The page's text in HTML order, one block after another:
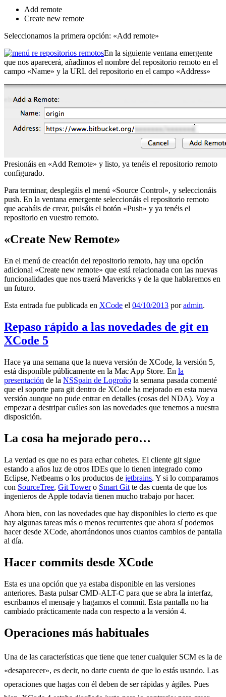
Add remote
Create new remote
Seleccionamos la primera opción: «Add remote»
En la siguiente ventana emergente
que nos aparecerá, añadimos el nombre del repositorio remoto en el
campo «Name» y la URL del repositorio en el campo «Address»
Presionáis en «Add Remote» y listo, ya tenéis el repositorio remoto
configurado.
Para terminar, desplegáis el menú «Source Control», y seleccionáis
push. En la ventana emergente seleccionáis el repositorio remoto
que acabáis de crear, pulsáis el botón «Push» y ya tenéis el
repositorio en vuestro remoto.
«Create New Remote»
En el menú de creación del repositorio remoto, hay una opción
adicional «Create new remote» que está relacionada con las nuevas
funcionalidades que nos traerá Mavericks y de la que hablaremos en
un futuro.
Esta entrada fue publicada en XCode el 04/10/2013 poradmin.
Repaso rápido a las novedades de git en
XCode 5
Hace ya una semana que la nueva versión de XCode, la versión 5,
está disponible públicamente en la Mac App Store. En la
presentación de la NSSpain de Logroño la semana pasada comenté
que el soporte para git dentro de XCode ha mejorado en esta nueva
versión aunque no pude entrar en detalles (cosas del NDA). Voy a
empezar a destripar cuáles son las novedades que tenemos a nuestra
disposición.
La cosa ha mejorado pero…
La verdad es que no es para echar cohetes. El cliente git sigue
estando a años luz de otros IDEs que lo tienen integrado como
Eclipse, Netbeams o los productos de jetbrains. Y si lo comparamos
con SourceTree, Git Towero Smart Git te das cuenta de que los
ingenieros de Apple todavía tienen mucho trabajo por hacer.
Ahora bien, con las novedades que hay disponibles lo cierto es que
hay algunas tareas más o menos recurrentes que ahora sí podemos
hacer desde XCode, ahorrándonos unos cuantos cambios de pantalla
al día.
Hacer commits desde XCode
Esta es una opción que ya estaba disponible en las versiones
anteriores. Basta pulsar CMD-ALT-C para que se abra la interfaz,
escribamos el mensaje y hagamos el commit. Esta pantalla no ha
cambiado prácticamente nada con respecto a la versión 4.
Operaciones más habituales
Una de las características que tiene que tener cualquier SCM es la de
«desaparecer», es decir, no darte cuenta de que lo estás usando. Las
operaciones que hagas con él deben de ser rápidas y ágiles. Pues